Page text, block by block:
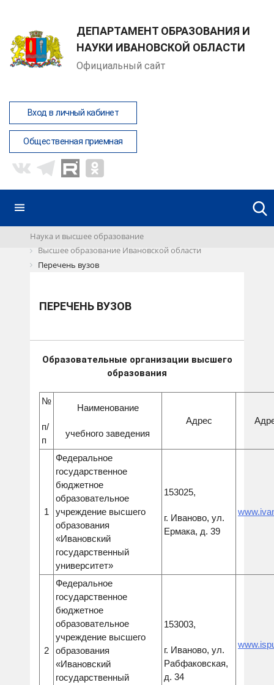
ДЕПАРТАМЕНТ ОБРАЗОВАНИЯ И
НАУКИ ИВАНОВСКОЙ ОБЛАСТИ
Официальный сайт
Вход в личный кабинет
Общественная приемная
Наука и высшее образование
Высшее образование Ивановской области
Перечень вузов
ПЕРЕЧЕНЬ ВУЗОВ
Образовательные организации высшего
образования
№
п/
п
Наименование
учебного заведения
Адрес
1
Федеральное
государственное
бюджетное
образовательное
учреждение высшего
образования
«Ивановский
государственный
университет»
153025,
г. Иваново, ул.
Ермака, д. 39
2
Федеральное
государственное
бюджетное
образовательное
учреждение высшего
образования
«Ивановский
государственный
153003,
г. Иваново, ул.
Рабфаковская,
д. 34